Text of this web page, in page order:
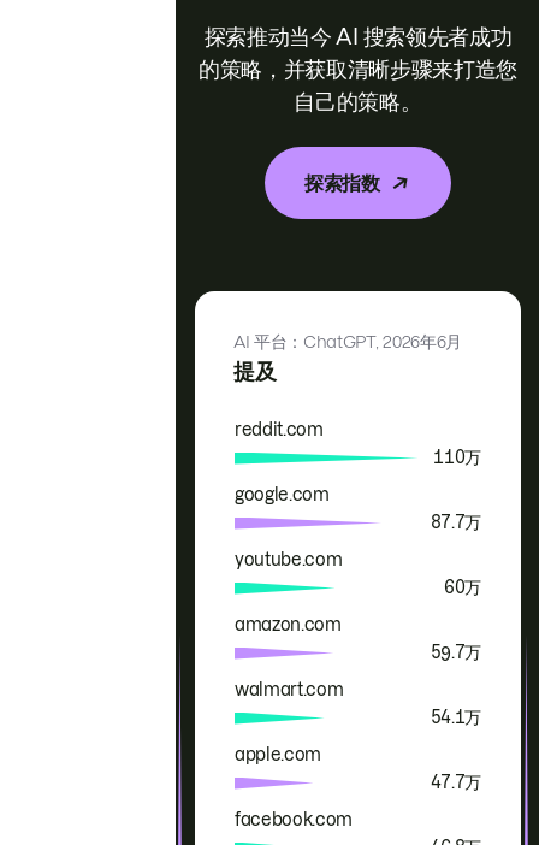
探索推动当今 AI 搜索领先者成功
的策略，并获取清晰步骤来打造您
自己的策略。
探索指数
提及
AI 平台：ChatGPT,2026年6月
品牌 提及
reddit.com
110万
google.com
87.7万
youtube.com
60万
amazon.com
59.7万
walmart.com
54.1万
apple.com
47.7万
facebook.com